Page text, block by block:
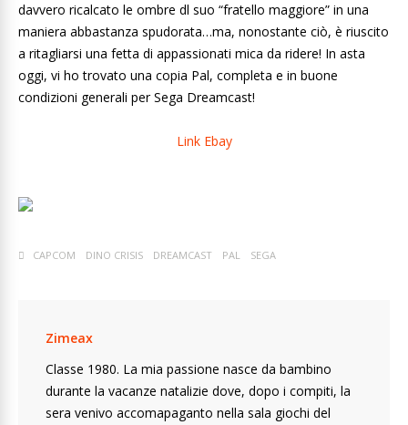
davvero ricalcato le ombre dl suo “fratello maggiore” in una
maniera abbastanza spudorata…ma, nonostante ciò, è riuscito
a ritagliarsi una fetta di appassionati mica da ridere! In asta
oggi, vi ho trovato una copia Pal, completa e in buone
condizioni generali per Sega Dreamcast!
Link Ebay
CAPCOM DINO CRISIS DREAMCAST PAL SEGA
Zimeax
Classe 1980. La mia passione nasce da bambino
durante la vacanze natalizie dove, dopo i compiti, la
sera venivo accomapaganto nella sala giochi del